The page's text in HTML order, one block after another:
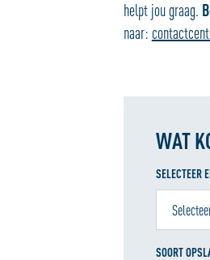
helpt jou graag.
naar:
WAT
SELECTEER
SOORT